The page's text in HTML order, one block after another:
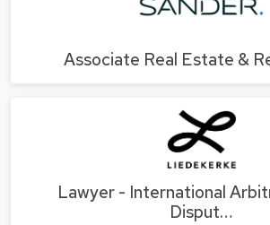
Associate Real Estate &
Lawyer - International
Disput…